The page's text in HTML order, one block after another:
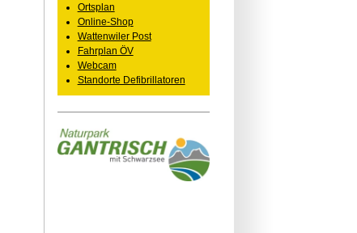
Ortsplan
Online-Shop
Wattenwiler Post
Fahrplan ÖV
Webcam
Standorte Defibrillatoren